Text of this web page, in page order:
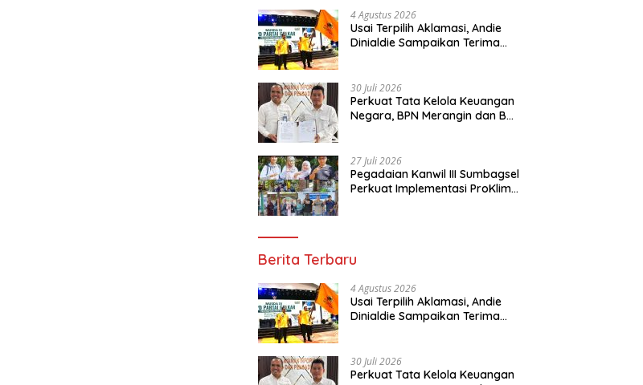
4 Agustus 2026
Usai Terpilih Aklamasi, Andie
Dinialdie Sampaikan Terima
30 Juli 2026
Perkuat Tata Kelola Keuangan
Negara, BPN Merangin dan BRI
27 Juli 2026
Pegadaian Kanwil III Sumbagsel
Perkuat Implementasi ProKlim
Berita Terbaru
4 Agustus 2026
Usai Terpilih Aklamasi, Andie
Dinialdie Sampaikan Terima
30 Juli 2026
Perkuat Tata Kelola Keuangan